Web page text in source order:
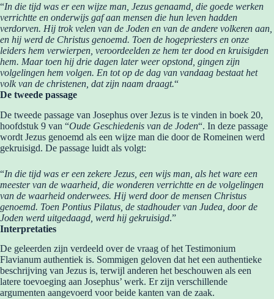
“In die tijd was er een wijze man, Jezus genaamd, die goede werken
verrichtte en onderwijs gaf aan mensen die hun leven hadden
verdorven. Hij trok velen van de Joden en van de andere volkeren aan,
en hij werd de Christus genoemd. Toen de hogepriesters en onze
leiders hem verwierpen, veroordeelden ze hem ter dood en kruisigden
hem. Maar toen hij drie dagen later weer opstond, gingen zijn
volgelingen hem volgen. En tot op de dag van vandaag bestaat het
volk van de christenen, dat zijn naam draagt.“
De tweede passage
De tweede passage van Josephus over Jezus is te vinden in boek 20,
hoofdstuk 9 van “Oude Geschiedenis van de Joden“. In deze passage
wordt Jezus genoemd als een wijze man die door de Romeinen werd
gekruisigd. De passage luidt als volgt:
“In die tijd was er een zekere Jezus, een wijs man, als het ware een
meester van de waarheid, die wonderen verrichtte en de volgelingen
van de waarheid onderwees. Hij werd door de mensen Christus
genoemd. Toen Pontius Pilatus, de stadhouder van Judea, door de
Joden werd uitgedaagd, werd hij gekruisigd.”
Interpretaties
De geleerden zijn verdeeld over de vraag of het Testimonium
Flavianum authentiek is. Sommigen geloven dat het een authentieke
beschrijving van Jezus is, terwijl anderen het beschouwen als een
latere toevoeging aan Josephus’ werk. Er zijn verschillende
argumenten aangevoerd voor beide kanten van de zaak.